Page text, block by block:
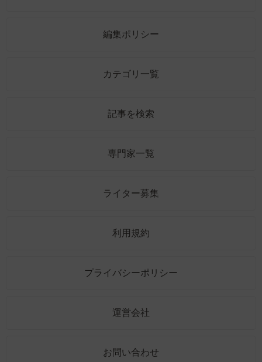
編集ポリシー
カテゴリ一覧
記事を検索
専門家一覧
ライター募集
利用規約
プライバシーポリシー
運営会社
お問い合わせ